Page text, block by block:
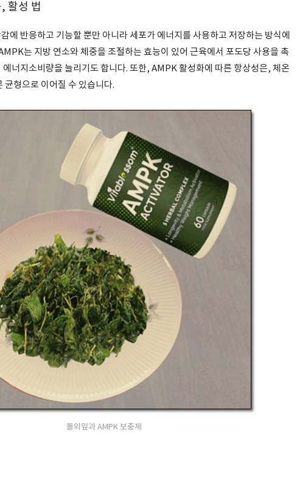
활성 법
에 반응하고 기능할 뿐만 아니라 세포가 에너지를 사용하고 저장하는 방식에
는 지방 연소와 체중을 조절하는 효능이 있어 근육에서 포도당 사용을 촉
너지소비량을 늘리기도 합니다. 또한, AMPK 활성화에 따른 항상성은, 체온
균형으로 이어질 수 있습니다.
돌외잎과 AMPK 보충제